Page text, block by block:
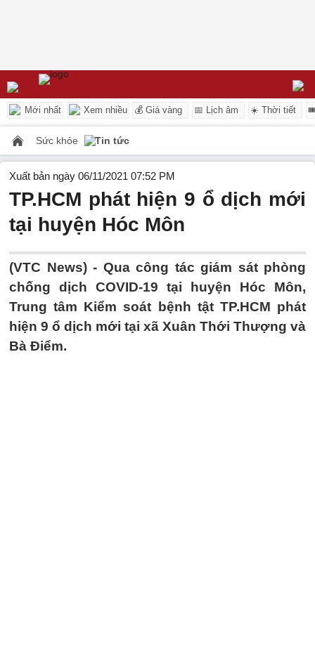
Mới nhất Xem nhiều 💰 Giá vàng 📅 Lịch âm ☀️ Thời tiết
Sức khỏe Tin tức
Xuất bản ngày 06/11/2021 07:52 PM
TP.HCM phát hiện 9 ổ dịch mới
tại huyện Hóc Môn
(VTC News) - Qua công tác giám sát phòng
chống dịch COVID-19 tại huyện Hóc Môn,
Trung tâm Kiểm soát bệnh tật TP.HCM phát
hiện 9 ổ dịch mới tại xã Xuân Thới Thượng và
Bà Điểm.